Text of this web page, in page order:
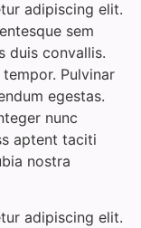
adipiscing elit.
sem
duis convallis.
Pulvinar
egestas.
nunc
aptent taciti
nostra
adipiscing elit.